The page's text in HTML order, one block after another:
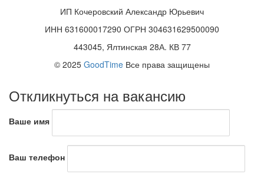
ИП Кочеровский Александр Юрьевич
ИНН 631600017290 ОГРН 304631629500090
443045, Ялтинская 28А. КВ 77
© 2025 GoodTime Все права защищены
Откликнуться на вакансию
Ваше имя
Ваш телефон